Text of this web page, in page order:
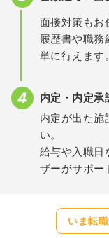
面接対策もお
履歴書や職務
単に行えます。
内定・内定承
内定が出た施
い。
給与や入職日
ザーがサポー
いま転